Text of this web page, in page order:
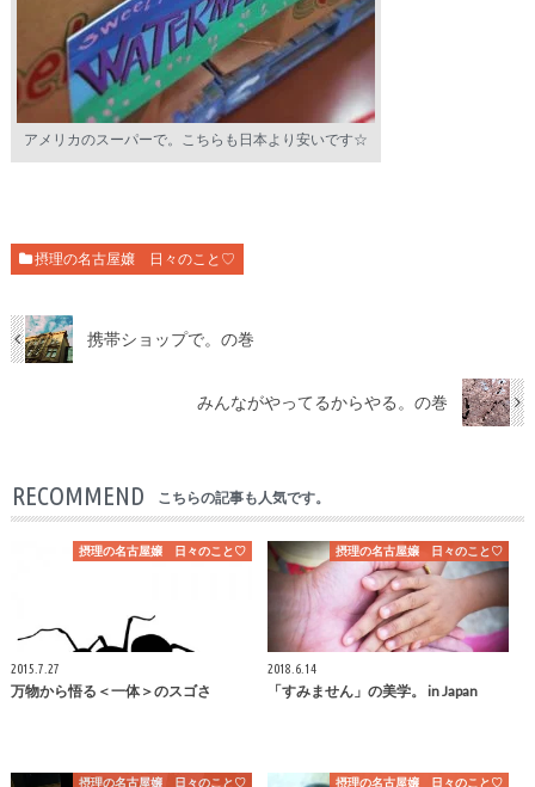
アメリカのスーパーで。こちらも日本より安いです☆
摂理の名古屋嬢 日々のこと♡
携帯ショップで。の巻
みんながやってるからやる。の巻
RECOMMEND こちらの記事も人気です。
摂理の名古屋嬢 日々のこと♡
2015.7.27
万物から悟る＜一体＞のスゴさ
摂理の名古屋嬢 日々のこと♡
2018.6.14
「すみません」の美学。 in Japan
摂理の名古屋嬢 日々のこと♡ 摂理の名古屋嬢 日々のこと♡